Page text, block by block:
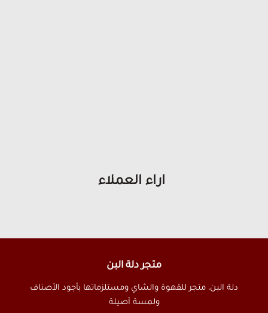
آراء العملاء
متجر دلة البن
دلة البن، متجر للقهوة والشاي ومستلزماتها بأجود الأصناف
ولمسة أصيلة